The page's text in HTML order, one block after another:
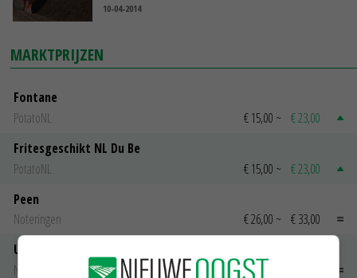
10-04-2014
MARKTPRIJZEN
Fontane
PotatoNL
€ 15,00 ~ € 23,00
Fritesgeschikt NL Du Be
PotatoNL
€ 15,00 ~ € 23,00
Peen
Noteringen
€ 26,00 ~ € 33,00
Uien Middenmeer Geel 30-60% grof
Noteringen
€ 0,00